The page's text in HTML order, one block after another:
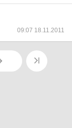
09:07 18.11.2011